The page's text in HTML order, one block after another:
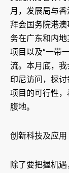
月，发展局与
拜会国务院港
务在广东和内
项目以及“一带
流。本月底，
印尼访问，探
项目的可行性
腹地。
创新科技及应用
除了要把握机